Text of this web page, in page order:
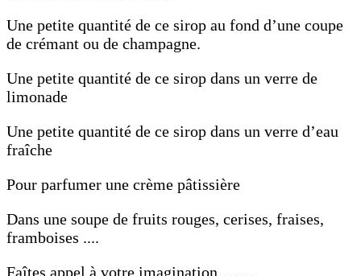
Une petite quantité de ce sirop au fond d’une coupe
de crémant ou de champagne.
Une petite quantité de ce sirop dans un verre de
limonade
Une petite quantité de ce sirop dans un verre d’eau
fraîche
Pour parfumer une crème pâtissière
Dans une soupe de fruits rouges, cerises, fraises,
framboises ....
Faîtes appel à votre imagination…….